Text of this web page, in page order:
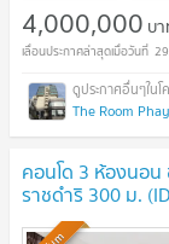
4,000,000 บ
The Room
คอนโด 3 ห้องนอน
ราชดำริ 300 ม.